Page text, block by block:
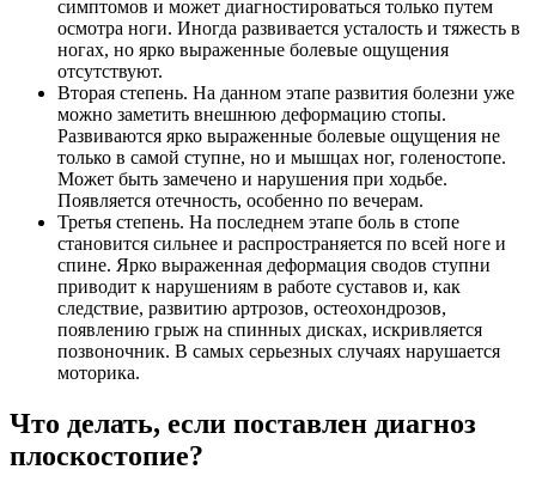
симптомов и может диагностироваться только путем
осмотра ноги. Иногда развивается усталость и тяжесть в
ногах, но ярко выраженные болевые ощущения
отсутствуют.
Вторая степень. На данном этапе развития болезни уже
можно заметить внешнюю деформацию стопы.
Развиваются ярко выраженные болевые ощущения не
только в самой ступне, но и мышцах ног, голеностопе.
Может быть замечено и нарушения при ходьбе.
Появляется отечность, особенно по вечерам.
Третья степень. На последнем этапе боль в стопе
становится сильнее и распространяется по всей ноге и
спине. Ярко выраженная деформация сводов ступни
приводит к нарушениям в работе суставов и, как
следствие, развитию артрозов, остеохондрозов,
появлению грыж на спинных дисках, искривляется
позвоночник. В самых серьезных случаях нарушается
моторика.
Что делать, если поставлен диагноз
плоскостопие?